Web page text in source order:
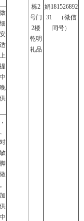
栋2
号门
2楼
乾明
礼品
娟181526892
31 （微信
同号）